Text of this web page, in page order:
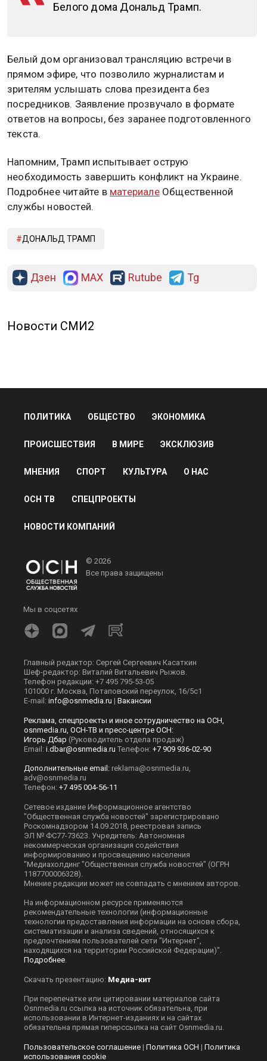
Белого дома Дональд Трамп.
Белый дом организовал трансляцию встречи в
прямом эфире, что позволило журналистам и
зрителям услышать слова президента без
посредников. Заявление прозвучало в формате
ответов на вопросы, без заранее подготовленного
текста.
Напомним, Трамп испытывает острую
необходимость завершить конфликт на Украине.
Подробнее читайте в материалеОбщественной
службы новостей.
ДОНАЛЬД ТРАМП
Дзен MAX Rutube Tg
Новости СМИ2
ПОЛИТИКА ОБЩЕСТВО ЭКОНОМИКА
ПРОИСШЕСТВИЯ В МИРЕ ЭКСКЛЮЗИВ
МНЕНИЯ СПОРТ КУЛЬТУРА О НАС
ОСН ТВ СПЕЦПРОЕКТЫ
НОВОСТИ КОМПАНИЙ
© 2026
Все права защищены
Мы в соцсетях
Главный редактор: Сергей Сергеевич Касаткин
Шеф-редактор: Виталий Витальевич Рыжов.
Телефон редакции: +7 495 795-53-05
101000 г. Москва, Потаповский переулок, 16/5с1
E-mail: info@osnmedia.ru | Вакансии
Реклама, спецпроекты и иное сотрудничество на ОСН,
osnmedia.ru, ОСН-ТВ и пресс-центре ОСН:
Игорь Дбар (Руководитель отдела продаж)
Email: i.dbar@osnmedia.ru Телефон: +7 909 936-02-90
Дополнительные email: reklama@osnmedia.ru
adv@osnmedia.ru
Телефон: +7 495 004-56-11
Сетевое издание Информационное агентство
"Общественная служба новостей" зарегистрировано
Роскомнадзором 14.09.2018, реестровая запись
ЭЛ № ФС77-73623. Учредитель: Автономная
некоммерческая организация содействия
информированию и просвещению населения
"Медиахолдинг "Общественная служба новостей" (ОГРН
1187700006328).
Мнение редакции может не совпадать с мнением авторов.
На информационном ресурсе применяются
рекомендательные технологии (информационные
технологии предоставления информации на основе сбора,
систематизации и анализа сведений, относящихся к
предпочтениям пользователей сети "Интернет",
находящихся на территории Российской Федерации)".
Подробнее
Скачать презентацию: Медиа-кит
При перепечатке или цитировании материалов сайта
Оsnmedia.ru ссылка на источник обязательна, при
использовании в Интернет-изданиях и на сайтах
обязательна прямая гиперссылка на сайт Оsnmedia.ru.
Пользовательское соглашение | Политика ОСН | Политика
использования cookie